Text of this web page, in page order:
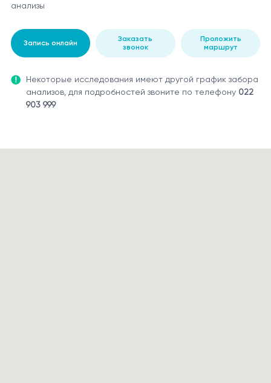
анализы
Запись онлайн
Заказать
звонок
Проложить
маршрут
Некоторые исследования имеют другой график забора
анализов, для подробностей звоните по телефону 022
903 999